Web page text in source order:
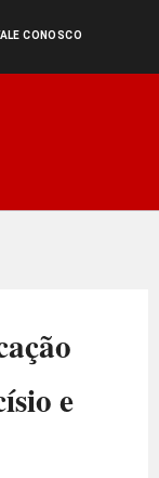
CONOSCO
e